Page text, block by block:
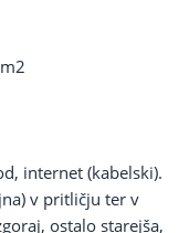
internet (kabelski).
v pritličju ter v
ostalo starejša,